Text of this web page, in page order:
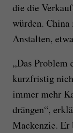
die die
würden. China
Anstalten,
„Das Problem
kurzfristig
immer mehr
drängen“,
Mackenzie. Er